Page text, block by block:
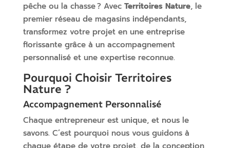
pêche ou la chasse ? Avec Territoires Nature, le
premier réseau de magasins indépendants,
transformez votre projet en une entreprise
florissante grâce à un accompagnement
personnalisé et une expertise reconnue.
Pourquoi Choisir Territoires
Nature ?
Accompagnement Personnalisé
Chaque entrepreneur est unique, et nous le
savons. C’est pourquoi nous vous guidons à